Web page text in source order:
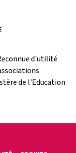
d'utilité
de l'Education